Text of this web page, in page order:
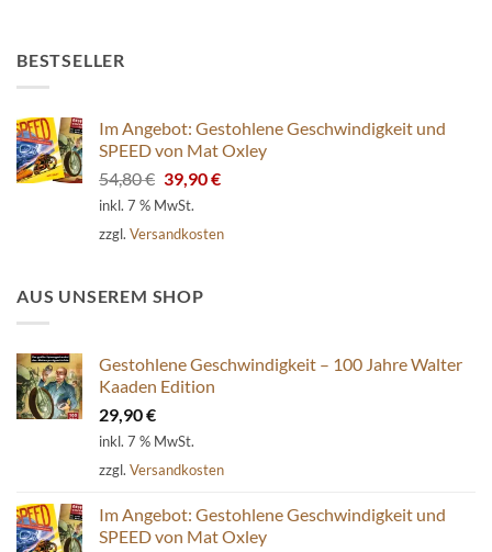
BESTSELLER
Im Angebot: Gestohlene Geschwindigkeit und
SPEED von Mat Oxley
54,80€ Ursprünglicher
Preis
54,80 €
39,90€Aktueller
39,90 €.
inkl. 7 % MwSt.
zzgl. Versandkosten
AUS UNSEREM SHOP
Gestohlene Geschwindigkeit – 100 Jahre Walter
Kaaden Edition
29,90€
inkl. 7 % MwSt.
zzgl. Versandkosten
Im Angebot: Gestohlene Geschwindigkeit und
SPEED von Mat Oxley